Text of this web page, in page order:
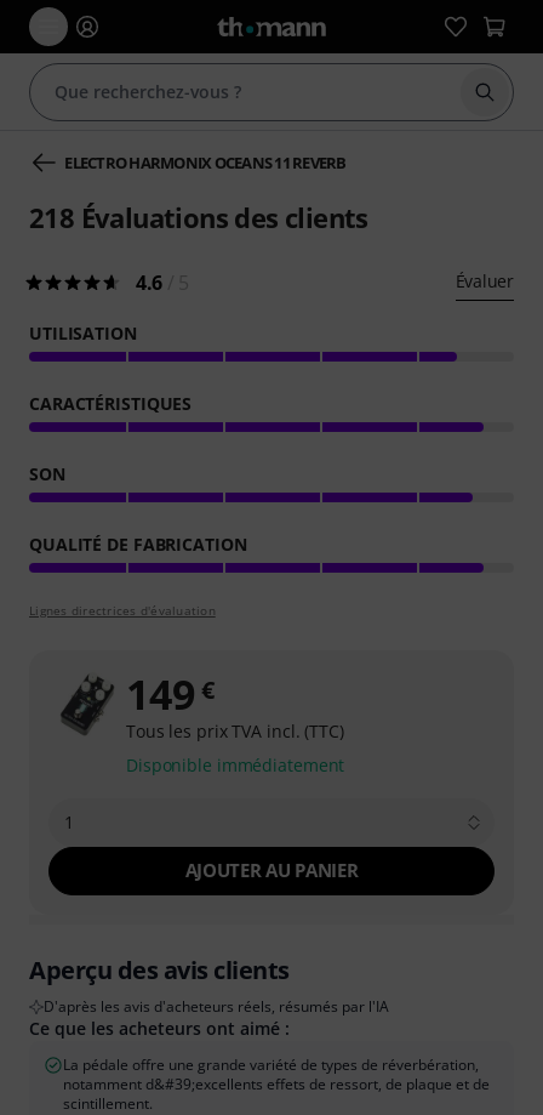
ELECTRO HARMONIX OCEANS 11 REVERB
218 Évaluations des clients
4.6 Évaluer
UTILISATION
CARACTÉRISTIQUES
SON
QUALITÉ DE FABRICATION
Lignes directrices d'évaluation
149 €
Tous les prix TVA incl. (TTC)
Disponible immédiatement
1
AJOUTER AU PANIER
Aperçu des avis clients
D'après les avis d'acheteurs réels, résumés par l'IA
Ce que les acheteurs ont aimé :
La pédale offre une grande variété de types de réverbération,
notamment d&#39;excellents effets de ressort, de plaque et de
scintillement.